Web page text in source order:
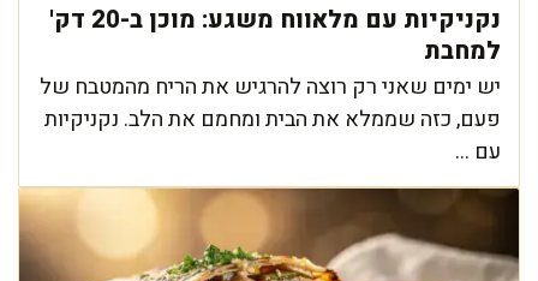
נקניקיות עם מלאווח משגע: מוכן ב-20 דק'
למחבת
יש ימים שאני רק רוצה להרגיש את הריח מהמטבח של
פעם, כזה שממלא את הבית ומחמם את הלב. נקניקיות
עם ...